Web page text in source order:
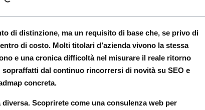
di distinzione, ma un requisito di base che, se privo di
di costo. Molti titolari d’azienda vivono la stessa
e una cronica difficoltà nel misurare il reale ritorno
dal continuo rincorrersi di novità su SEO e
concreta.
Scoprirete come unaconsulenza web per